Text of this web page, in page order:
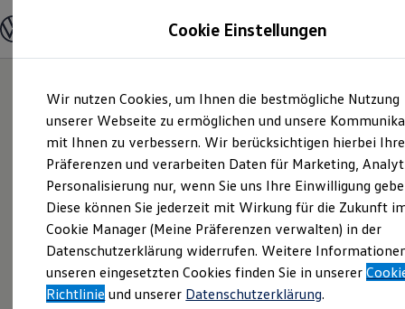
Hauptinhalt
springen
Footer
springen
Modelle und Konfigurator
Modelle vergleichen
Elektroautos
ENERGY Sondermodelle
Nutzfahrzeuge
SUV und CUV
Familienautos
Kombis
Kompaktwagen
Sportwagen
Schnell verfügbare Fahrzeuge
Angebote und Produkte
Aktuelle Angebote
E-Auto-Förderung
Volkswagen Marktplatz
Cookie Einstellungen
Wir nutzen Cookies, um Ihnen die bestmögliche Nutzung
unserer Webseite zu ermöglichen und unsere
mit Ihnen zu verbessern. Wir berücksichtigen hierbei Ihre
Präferenzen und verarbeiten Daten für Marketing,
Personalisierung nur, wenn Sie uns Ihre Einwilligung
Diese können Sie jederzeit mit Wirkung für die Zukunft
Cookie Manager (Meine Präferenzen verwalten) in der
Datenschutzerklärung widerrufen. Weitere
unseren eingesetzten Cookies finden Sie in unserer
Richtlinie und unserer Datenschutzerklärung.